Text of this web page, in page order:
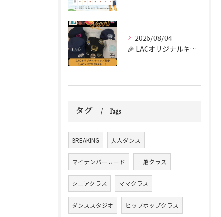
2026/08/04
🎉 LACオリジナルキャップがついに到着しました！！🧢✨
タグ Tags
BREAKING 大人ダンス
マイナンバーカード 一般クラス
シニアクラス ママクラス
ダンススタジオ ヒップホップクラス